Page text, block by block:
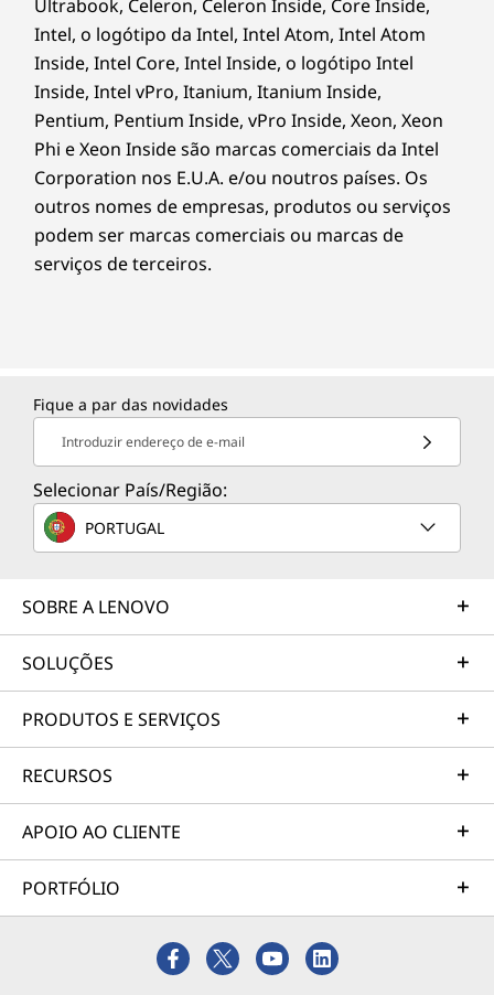
Ultrabook, Celeron, Celeron Inside, Core Inside,
Intel, o logótipo da Intel, Intel Atom, Intel Atom
Inside, Intel Core, Intel Inside, o logótipo Intel
Inside, Intel vPro, Itanium, Itanium Inside,
Pentium, Pentium Inside, vPro Inside, Xeon, Xeon
Phi e Xeon Inside são marcas comerciais da Intel
Corporation nos E.U.A. e/ou noutros países. Os
outros nomes de empresas, produtos ou serviços
podem ser marcas comerciais ou marcas de
serviços de terceiros.
Fique a par das novidades
Introduzir endereço de e-mail
Selecionar País/Região:
PORTUGAL
SOBRE A LENOVO
SOLUÇÕES
PRODUTOS E SERVIÇOS
RECURSOS
APOIO AO CLIENTE
PORTFÓLIO